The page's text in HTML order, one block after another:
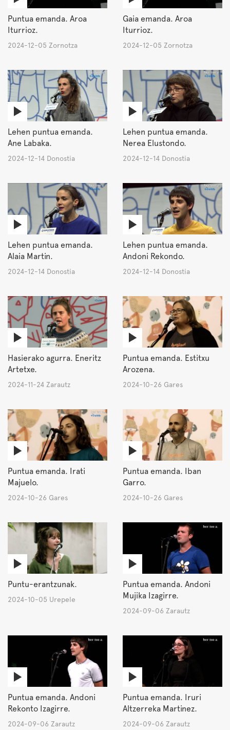
Puntua emanda. Aroa
Iturrioz.
2024-12-05 Zornotza
Gaia emanda. Aroa
Iturrioz.
2024-12-05 Zornotza
Lehen puntua emanda.
Ane Labaka.
2024-12-14 Donostia
Lehen puntua emanda.
Nerea Elustondo.
2024-12-14 Donostia
Lehen puntua emanda.
Alaia Martin.
2024-12-14 Donostia
Lehen puntua emanda.
Andoni Rekondo.
2024-12-14 Donostia
Hasierako agurra. Eneritz
Artetxe.
2024-11-24 Zarautz
Puntua emanda. Estitxu
Arozena.
2024-10-26 Gares
Puntua emanda. Irati
Majuelo.
2024-10-26 Gares
Puntua emanda. Iban
Garro.
2024-10-26 Gares
Puntu-erantzunak.
2024-10-05 Urepele
Puntua emanda. Andoni
Mujika Izagirre.
2024-09-06 Zarautz
Puntua emanda. Andoni
Rekonto Izagirre.
2024-09-06 Zarautz
Puntua emanda. Iruri
Altzerreka Martinez.
2024-09-06 Zarautz